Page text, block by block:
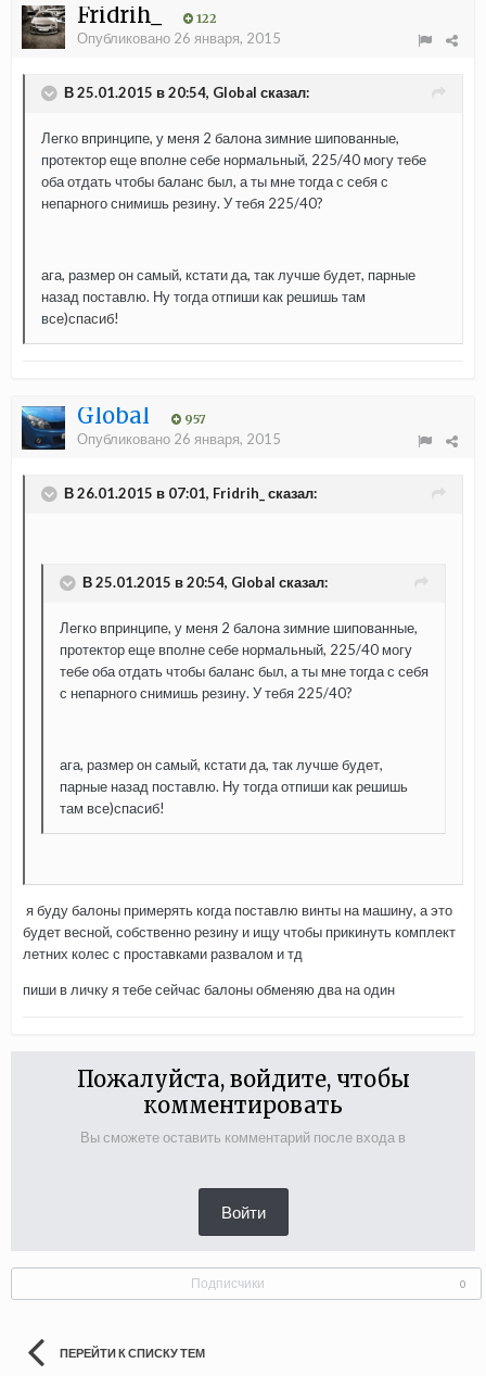
Fridrih_ 122
Опубликовано 26 января, 2015
В 25.01.2015 в 20:54, Global сказал:
Легко впринципе, у меня 2 балона зимние шипованные,
протектор еще вполне себе нормальный, 225/40 могу тебе
оба отдать чтобы баланс был, а ты мне тогда с себя с
непарного снимишь резину. У тебя 225/40?
ага, размер он самый, кстати да, так лучше будет, парные
назад поставлю. Ну тогда отпиши как решишь там
все)спасиб!
Global 957
Опубликовано 26 января, 2015
В 26.01.2015 в 07:01, Fridrih_ сказал:
В 25.01.2015 в 20:54, Global сказал:
Легко впринципе, у меня 2 балона зимние шипованные,
протектор еще вполне себе нормальный, 225/40 могу
тебе оба отдать чтобы баланс был, а ты мне тогда с себя
с непарного снимишь резину. У тебя 225/40?
ага, размер он самый, кстати да, так лучше будет,
парные назад поставлю. Ну тогда отпиши как решишь
там все)спасиб!
я буду балоны примерять когда поставлю винты на машину, а это
будет весной, собственно резину и ищу чтобы прикинуть комплект
летних колес с проставками развалом и тд
пиши в личку я тебе сейчас балоны обменяю два на один
Пожалуйста, войдите, чтобы
комментировать
Вы сможете оставить комментарий после входа в
Войти
Подписчики 0
ПЕРЕЙТИ К СПИСКУ ТЕМ